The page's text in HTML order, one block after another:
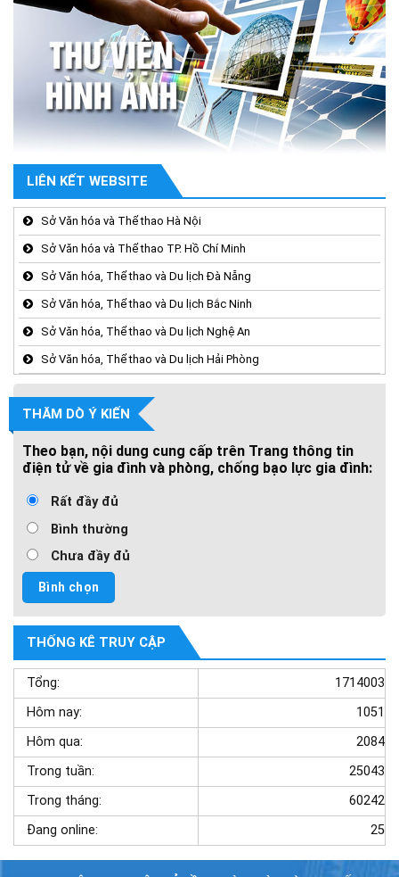
LIÊN KẾT WEBSITE
Sở Văn hóa và Thể thao Hà Nội
Sở Văn hóa và Thể thao TP. Hồ Chí Minh
Sở Văn hóa, Thể thao và Du lịch Đà Nẵng
Sở Văn hóa, Thể thao và Du lịch Bắc Ninh
Sở Văn hóa, Thể thao và Du lịch Nghệ An
Sở Văn hóa, Thể thao và Du lịch Hải Phòng
THĂM DÒ Ý KIẾN
Theo bạn, nội dung cung cấp trên Trang thông tin
điện tử về gia đình và phòng, chống bạo lực gia đình:
Rất đầy đủ
Bình thường
Chưa đầy đủ
THỐNG KÊ TRUY CẬP
Tổng:
1714003
Hôm nay:
1051
Hôm qua:
2084
Trong tuần:
25043
Trong tháng:
60242
Đang online:
25